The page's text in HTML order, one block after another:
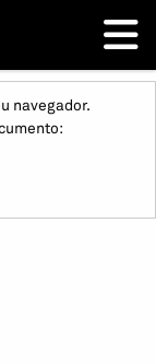
navegador.